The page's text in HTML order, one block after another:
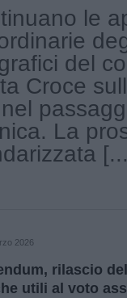
le
del
Croce
La
2026
rilascio
utili al voto